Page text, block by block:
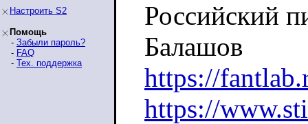
Настроить S2
Помощь
- Забыли пароль?
- FAQ
- Тех. поддержка
Российский
Балашов
https://
https://